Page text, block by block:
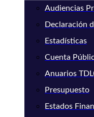
Audiencias
Declaración
Estadísticas
Cuenta
Anuarios
Presupuesto
Estados